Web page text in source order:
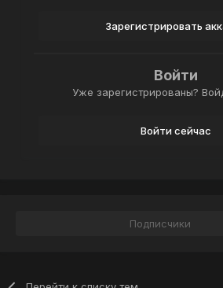
Зарегистрировать
Войти
Уже зарегистрированы?
Войти сейчас
Подписчики